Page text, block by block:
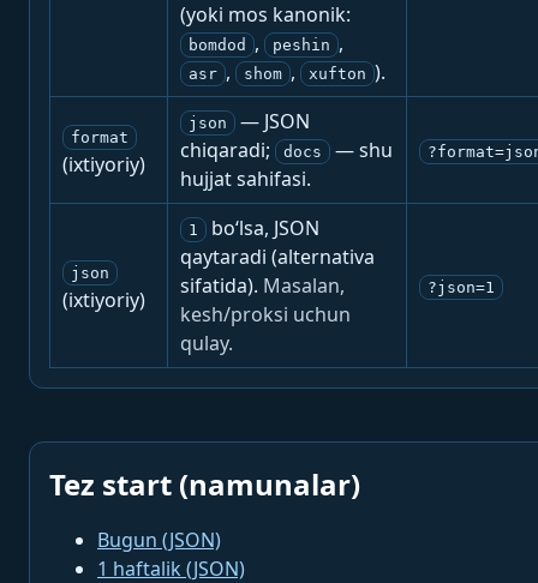
(yoki mos kanonik:
bomdod , peshin ,
asr , shom , xufton ).
format
(ixtiyoriy)
json
— JSON
chiqaradi;
docs
— shu
hujjat sahifasi.
json
(ixtiyoriy)
1
bo‘lsa, JSON
qaytaradi (alternativa
sifatida). Masalan,
kesh/proksi uchun
qulay.
?json=1
Tez start (namunalar)
Bugun (JSON)
1 haftalik (JSON)